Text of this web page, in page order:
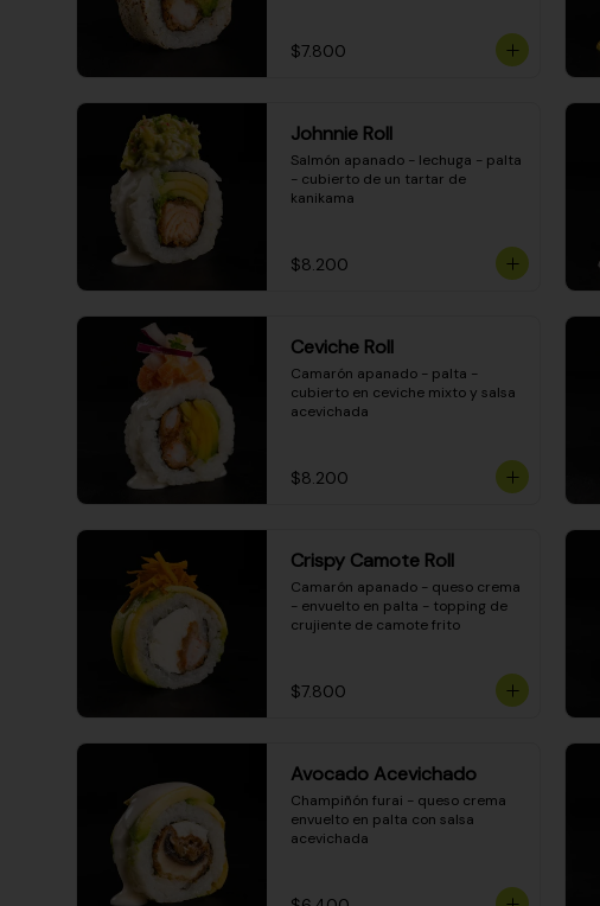
$7.800
Johnnie Roll
Salmón apanado - lechuga - palta
- cubierto de un tartar de
kanikama
$8.200
Ceviche Roll
Camarón apanado - palta -
cubierto en ceviche mixto y salsa
acevichada
$8.200
Crispy Camote Roll
Camarón apanado - queso crema
- envuelto en palta - topping de
crujiente de camote frito
$7.800
Avocado Acevichado
Champiñón furai - queso crema
envuelto en palta con salsa
acevichada